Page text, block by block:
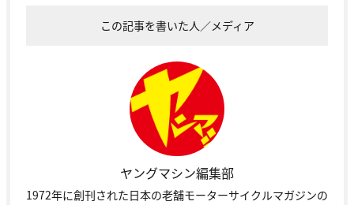
この記事を書いた人／メディア
ヤングマシン編集部
1972年に創刊された日本の老舗モーターサイクルマガジンの